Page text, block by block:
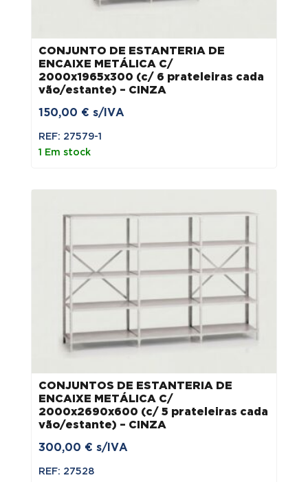
CONJUNTO DE ESTANTERIA DE
ENCAIXE METÁLICA C/
2000x1965x300 (c/ 6 prateleiras cada
vão/estante) – CINZA
150,00 € s/IVA
REF: 27579-1
1 Em stock
CONJUNTOS DE ESTANTERIA DE
ENCAIXE METÁLICA C/
2000x2690x600 (c/ 5 prateleiras cada
vão/estante) – CINZA
300,00 € s/IVA
REF: 27528